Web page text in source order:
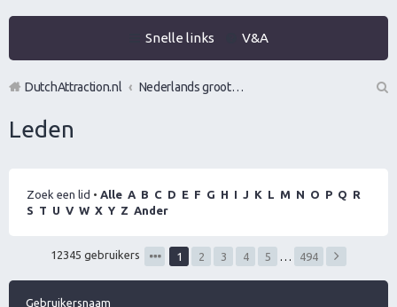
Snelle links V&A
DutchAttraction.nl
Nederlands grootste Dutch Attraction, Lifestyle, Vrouwen versieren en Pick-Up (PUA) Forum
Leden
Zoek een lid • Alle A B C D E F G H I J K L M N O P Q R
S T U V W X Y Z Ander
12345 gebruikers 1 2 3 4 5 494
Gebruikersnaam